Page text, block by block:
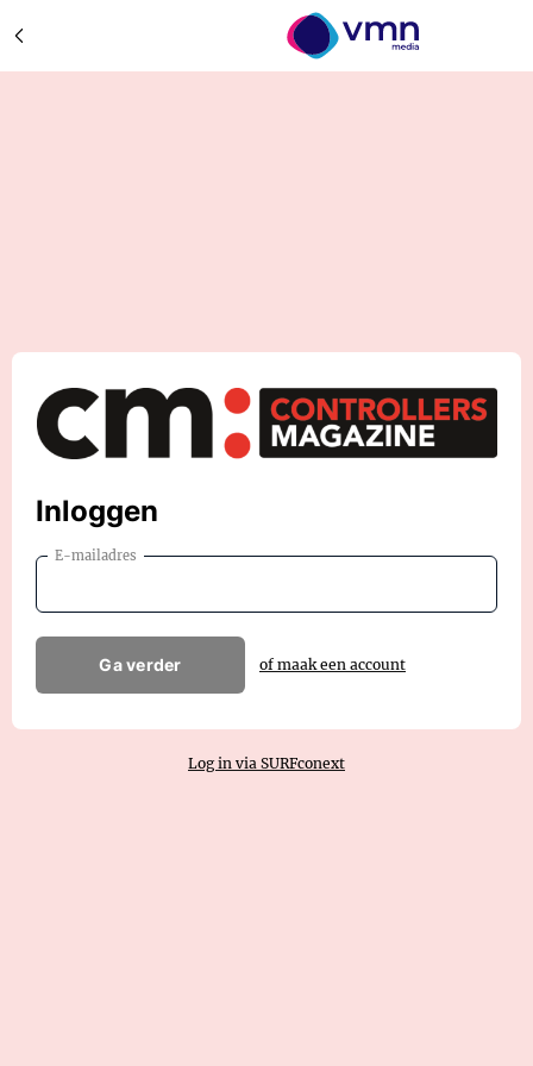
Inloggen
E-mailadres
Ga verder of maak een account
Log in via SURFconext